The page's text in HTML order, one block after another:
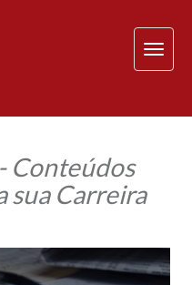
Conteúdos
sua Carreira